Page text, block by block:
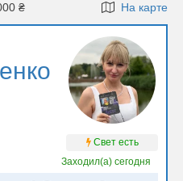
₴ На карте
Свет есть
Заходил(а)сегодня